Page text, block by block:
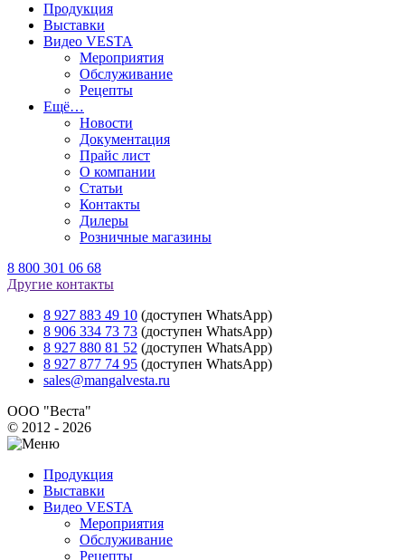
Продукция
Выставки
Видео VESTA
Мероприятия
Обслуживание
Рецепты
Ещё…
Новости
Документация
Прайс лист
О компании
Статьи
Контакты
Дилеры
Розничные магазины
8 800 301 06 68
Другие контакты
8 927 883 49 10 (доступен WhatsApp)
8 906 334 73 73 (доступен WhatsApp)
8 927 880 81 52 (доступен WhatsApp)
8 927 877 74 95 (доступен WhatsApp)
sales@mangalvesta.ru
ООО "Веста"
© 2012 - 2026
Продукция
Выставки
Видео VESTA
Мероприятия
Обслуживание
Рецепты